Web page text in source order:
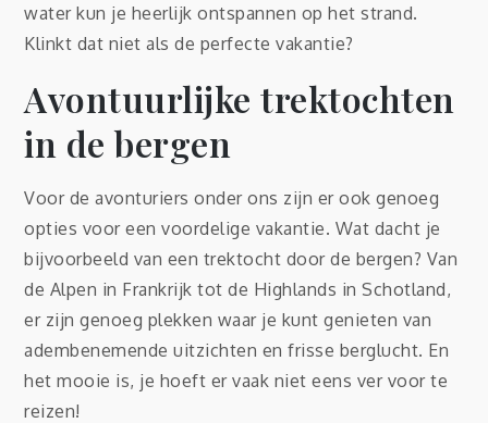
water kun je heerlijk ontspannen op het strand.
Klinkt dat niet als de perfecte vakantie?
Avontuurlijke trektochten
in de bergen
Voor de avonturiers onder ons zijn er ook genoeg
opties voor een voordelige vakantie. Wat dacht je
bijvoorbeeld van een trektocht door de bergen? Van
de Alpen in Frankrijk tot de Highlands in Schotland,
er zijn genoeg plekken waar je kunt genieten van
adembenemende uitzichten en frisse berglucht. En
het mooie is, je hoeft er vaak niet eens ver voor te
reizen!